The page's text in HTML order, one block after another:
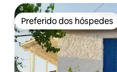
Preferido dos hóspedes
Preferido dos hóspedes